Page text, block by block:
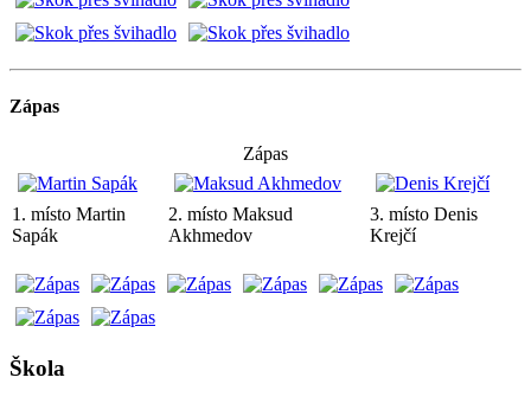
Zápas
Zápas
1. místo Martin
Sapák
2. místo Maksud
Akhmedov
3. místo Denis
Krejčí
Škola